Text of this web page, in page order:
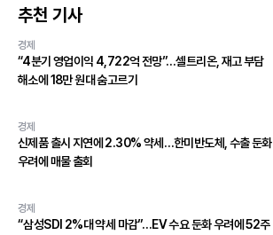
추천 기사
경제
“4분기 영업이익 4,722억 전망”…셀트리온, 재고 부담
해소에 18만 원대 숨고르기
경제
신제품 출시 지연에 2.30% 약세…한미반도체, 수출 둔화
우려에 매물 출회
경제
“삼성SDI 2%대 약세 마감”…EV 수요 둔화 우려에 52주